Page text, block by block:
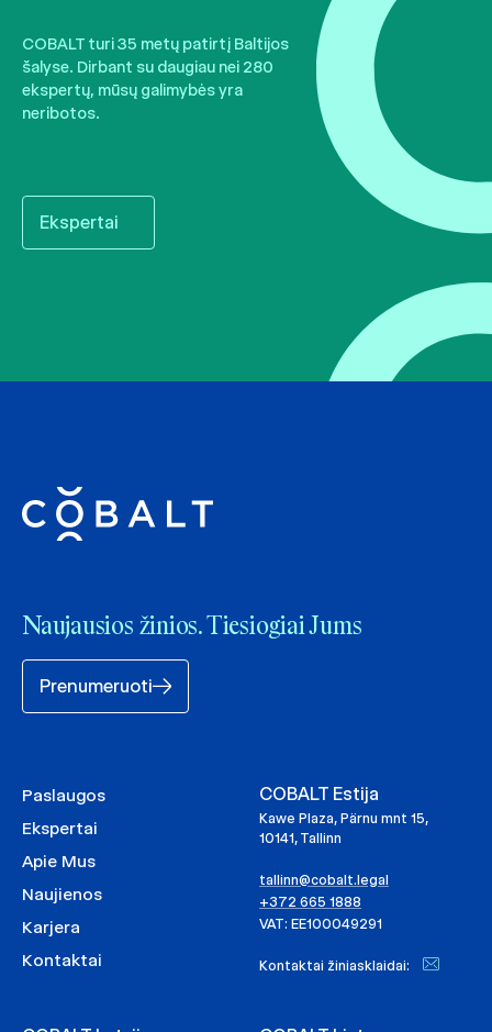
COBALT turi 35 metų patirtį Baltijos
šalyse. Dirbant su daugiau nei 280
ekspertų, mūsų galimybės yra
neribotos.
Ekspertai
Naujausios žinios. Tiesiogiai Jums
Prenumeruoti
Paslaugos
Ekspertai
Apie Mus
Naujienos
Karjera
Kontaktai
COBALT Estija
Kawe Plaza, Pärnu mnt 15,
10141, Tallinn
tallinn@cobalt.legal
+372 665 1888
VAT: EE100049291
Kontaktai žiniasklaidai: